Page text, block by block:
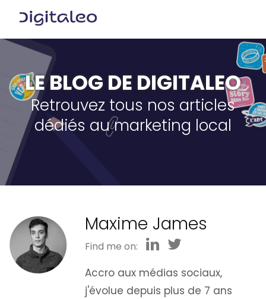
LE BLOG DE DIGITALEO
Retrouvez tous nos articles
dédiés au marketing local
Maxime James
Find me on:
Accro aux médias sociaux,
j'évolue depuis plus de 7 ans